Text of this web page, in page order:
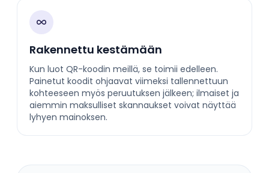
Rakennettu kestämään
Kun luot QR-koodin meillä, se toimii edelleen.
Painetut koodit ohjaavat viimeksi tallennettuun
kohteeseen myös peruutuksen jälkeen; ilmaiset ja
aiemmin maksulliset skannaukset voivat näyttää
lyhyen mainoksen.